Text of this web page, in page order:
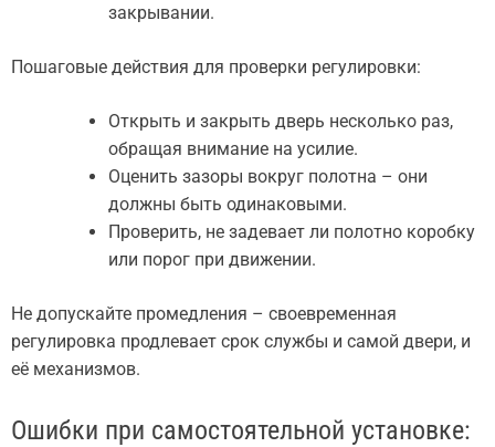
закрывании.
Пошаговые действия для проверки регулировки:
Открыть и закрыть дверь несколько раз,
обращая внимание на усилие.
Оценить зазоры вокруг полотна – они
должны быть одинаковыми.
Проверить, не задевает ли полотно коробку
или порог при движении.
Не допускайте промедления – своевременная
регулировка продлевает срок службы и самой двери, и
её механизмов.
Ошибки при самостоятельной установке: